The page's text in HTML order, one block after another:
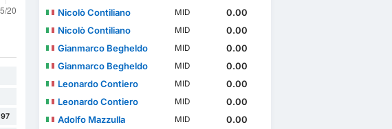
97
Nicolò Contiliano
MID
0.00
Nicolò Contiliano
MID
0.00
Gianmarco Begheldo
MID
0.00
Gianmarco Begheldo
MID
0.00
Leonardo Contiero
MID
0.00
Leonardo Contiero
MID
0.00
Adolfo Mazzulla
MID
0.00